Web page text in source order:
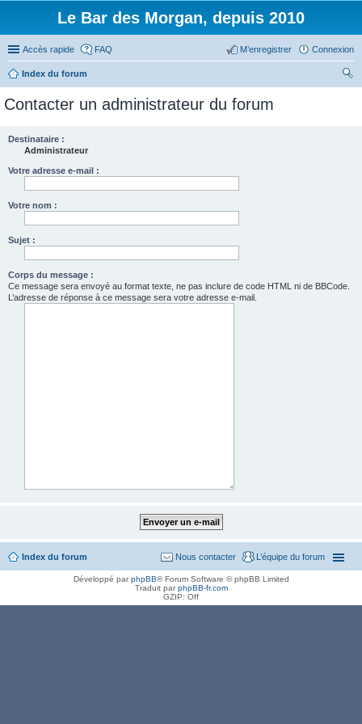
Le Bar des Morgan, depuis 2010
Accès rapide FAQ Connexion
M’enregistrer
Index du forum
Contacter un administrateur du forum
Destinataire :
Administrateur
Votre adresse e-mail :
Votre nom :
Sujet :
Corps du message :
Ce message sera envoyé au format texte, ne pas inclure de code HTML ni de BBCode.
L’adresse de réponse à ce message sera votre adresse e-mail.
Index du forum L’équipe du forum
Nous contacter
Développé parphpBB® Forum Software © phpBB Limited
Traduit parphpBB-fr.com
GZIP: Off